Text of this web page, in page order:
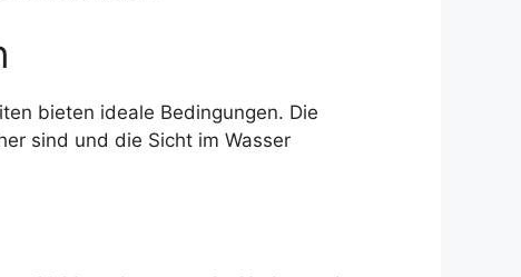
bieten ideale Bedingungen. Die
sind und die Sicht im Wasser